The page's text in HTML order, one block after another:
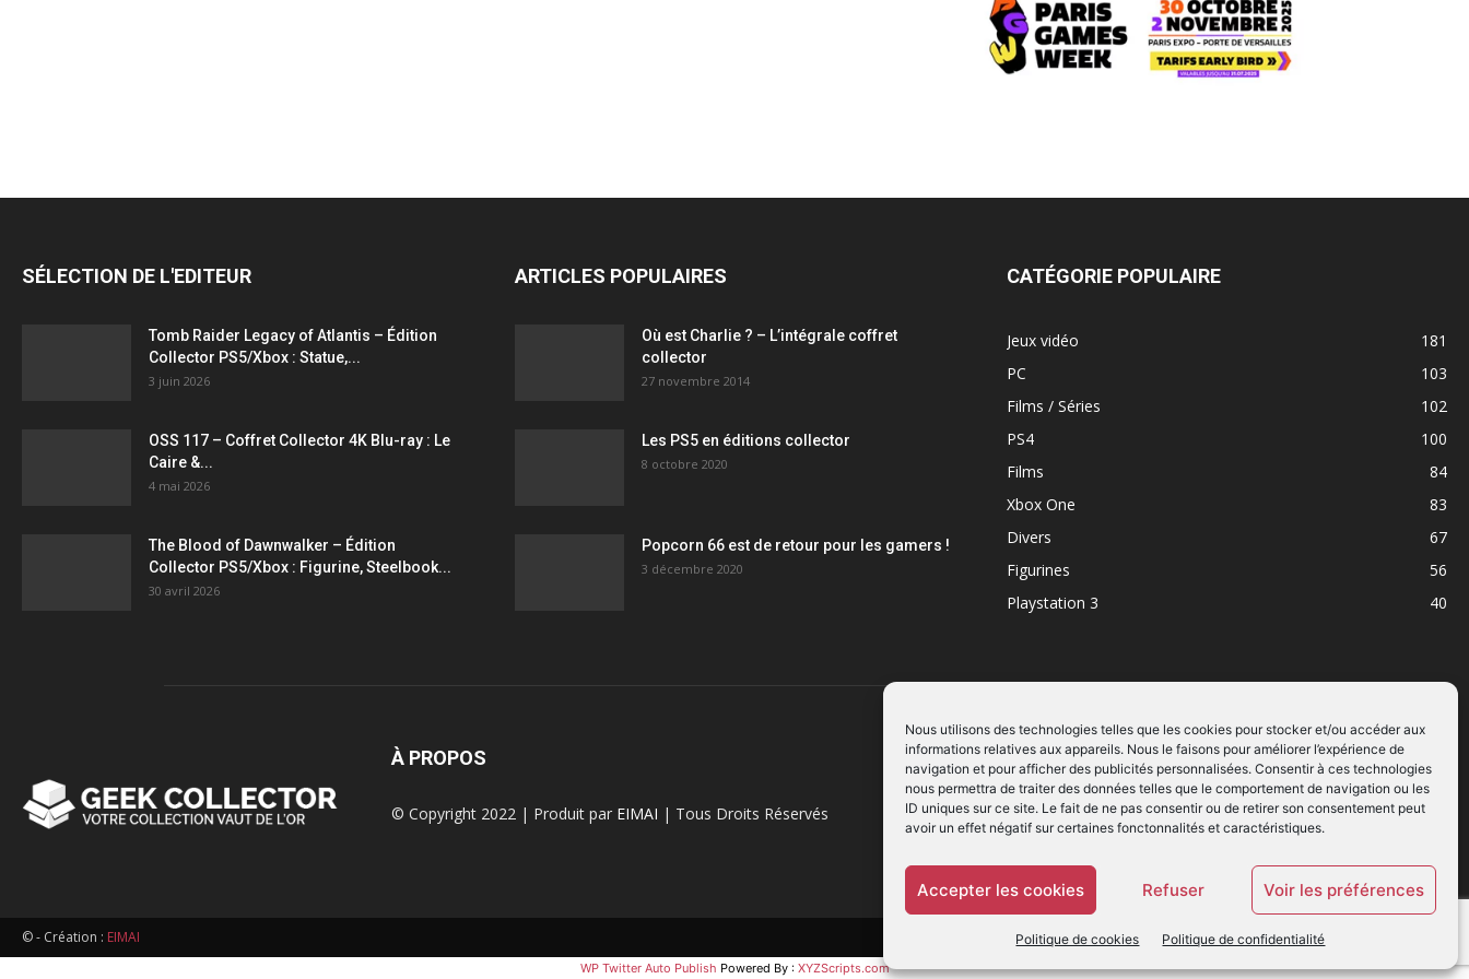
Nous utilisons des technologies telles que les cookies pour stocker et/ou accéder aux
informations relatives aux appareils. Nous le faisons pour améliorer l’expérience de
navigation et pour afficher des publicités personnalisées. Consentir à ces technologies
nous permettra de traiter des données telles que le comportement de navigation ou les
ID uniques sur ce site. Le fait de ne pas consentir ou de retirer son consentement peut
avoir un effet négatif sur certaines fonctonnalités et caractéristiques.
Accepter les cookies Refuser Voir les préférences
Politique de cookies Politique de confidentialité
statuettes
SÉLECTION DE L'EDITEUR
Tomb Raider Legacy of Atlantis – Édition
Collector PS5/Xbox : Statue,...
3 juin 2026
OSS 117 – Coffret Collector 4K Blu-ray : Le
Caire &...
4 mai 2026
The Blood of Dawnwalker – Édition
Collector PS5/Xbox : Figurine, Steelbook...
30 avril 2026
ARTICLES POPULAIRES
Où est Charlie ? – L’intégrale coffret
collector
27 novembre 2014
Les PS5 en éditions collector
8 octobre 2020
Popcorn 66 est de retour pour les gamers !
3 décembre 2020
CATÉGORIE POPULAIRE
Jeux vidéo
181
PC
103
Films / Séries
102
PS4
100
Films
84
Xbox One
83
Divers
67
Figurines
56
Playstation 3
40
À PROPOS
© Copyright 2022 | Produit par EIMAI | Tous Droits Réservés
SUIVEZ NOUS
© - Création : EIMAI
WP Twitter Auto Publish Powered By : XYZScripts.com